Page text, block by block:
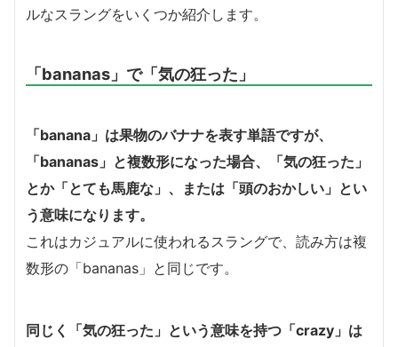
ルなスラングをいくつか紹介します。
「bananas」で「気の狂った」
「banana」は果物のバナナを表す単語ですが、
「bananas」と複数形になった場合、「気の狂った」
とか「とても馬鹿な」、または「頭のおかしい」とい
う意味になります。
これはカジュアルに使われるスラングで、読み方は複
数形の「bananas」と同じです。
同じく「気の狂った」という意味を持つ「crazy」は